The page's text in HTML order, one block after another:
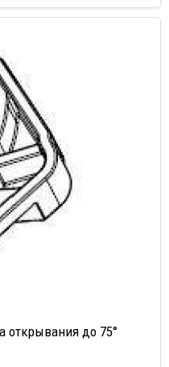
открывания до 75°